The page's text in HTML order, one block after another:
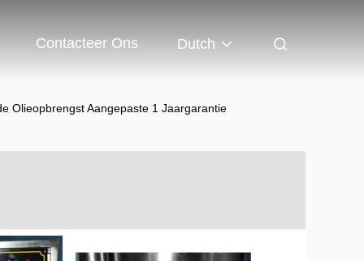
Contacteer Ons Dutch
Olieopbrengst Aangepaste 1 Jaargarantie